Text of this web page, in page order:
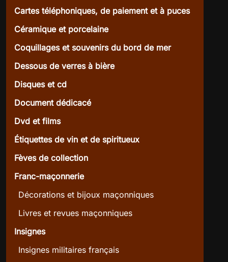
Cartes téléphoniques, de paiement et à puces
Céramique et porcelaine
Coquillages et souvenirs du bord de mer
Dessous de verres à bière
Disques et cd
Document dédicacé
Dvd et films
Étiquettes de vin et de spiritueux
Fèves de collection
Franc-maçonnerie
Décorations et bijoux maçonniques
Livres et revues maçonniques
Insignes
Insignes militaires français